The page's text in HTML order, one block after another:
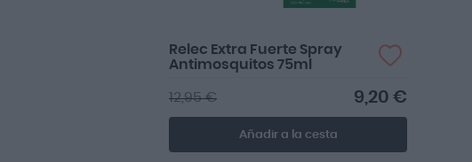
Relec Extra Fuerte Spray
Antimosquitos 75ml
9,20 €
12,95 €
Añadir a la cesta